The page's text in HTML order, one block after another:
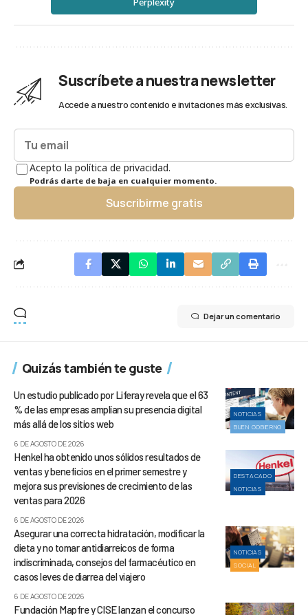
Suscríbete a nuestra newsletter
Accede a nuestro contenido e invitaciones más exclusivas.
Acepto la política de privacidad.
Podrás darte de baja en cualquier momento.
Suscribirme gratis
Dejar un comentario
Quizás también te guste
NOTICIAS
BUEN GOBIERNO
Un estudio publicado por Liferay revela que el 63
% de las empresas amplían su presencia digital
más allá de los sitios web
6 DE AGOSTO DE 2026
DESTACADO
NOTICIAS
Henkel ha obtenido unos sólidos resultados de
ventas y beneficios en el primer semestre y
mejora sus previsiones de crecimiento de las
ventas para 2026
6 DE AGOSTO DE 2026
NOTICIAS
SOCIAL
Asegurar una correcta hidratación, modificar la
dieta y no tomar antidiarreicos de forma
indiscriminada, consejos del farmacéutico en
casos leves de diarrea del viajero
6 DE AGOSTO DE 2026
Fundación Mapfre y CISE lanzan el concurso